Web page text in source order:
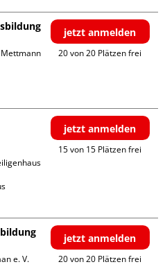
Mettmann
jetzt anmelden
20 von 20 Plätzen frei
jetzt anmelden
15 von 15 Plätzen frei
e. V.
jetzt anmelden
20 von 20 Plätzen frei